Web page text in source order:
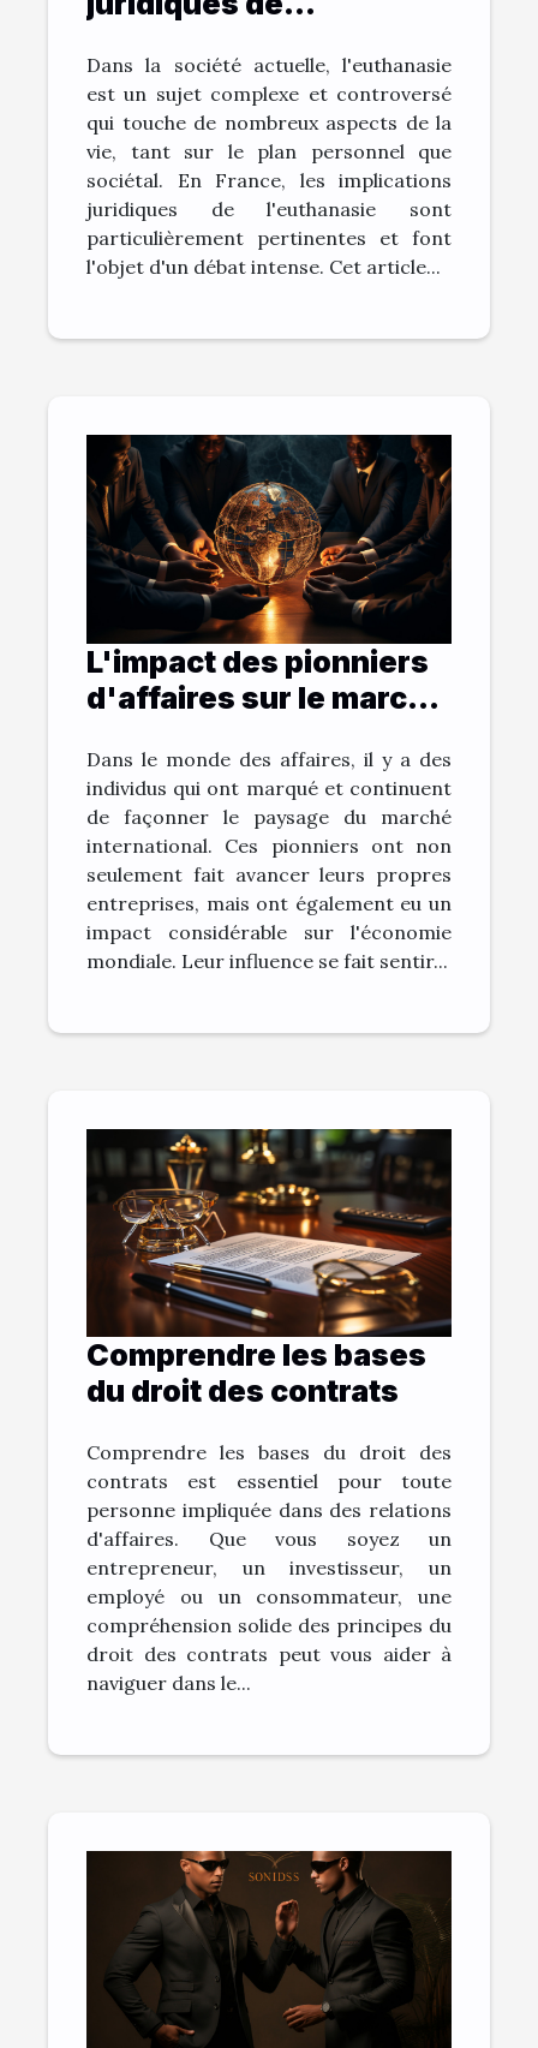
Dans la société actuelle, l'euthanasie
est un sujet complexe et controversé
qui touche de nombreux aspects de la
vie, tant sur le plan personnel que
sociétal. En France, les implications
juridiques de l'euthanasie sont
particulièrement pertinentes et font
l'objet d'un débat intense. Cet article...
L'impact des pionniers
d'affaires sur le marché
Dans le monde des affaires, il y a des
individus qui ont marqué et continuent
de façonner le paysage du marché
international. Ces pionniers ont non
seulement fait avancer leurs propres
entreprises, mais ont également eu un
impact considérable sur l'économie
mondiale. Leur influence se fait sentir...
Comprendre les bases
du droit des contrats
Comprendre les bases du droit des
contrats est essentiel pour toute
personne impliquée dans des relations
d'affaires. Que vous soyez un
entrepreneur, un investisseur, un
employé ou un consommateur, une
compréhension solide des principes du
droit des contrats peut vous aider à
naviguer dans le...